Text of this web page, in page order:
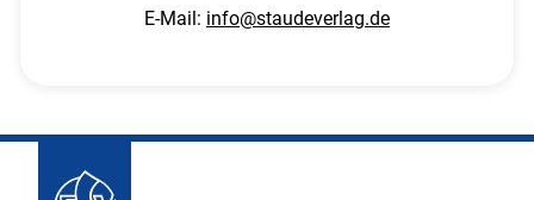
E-Mail: info@staudeverlag.de